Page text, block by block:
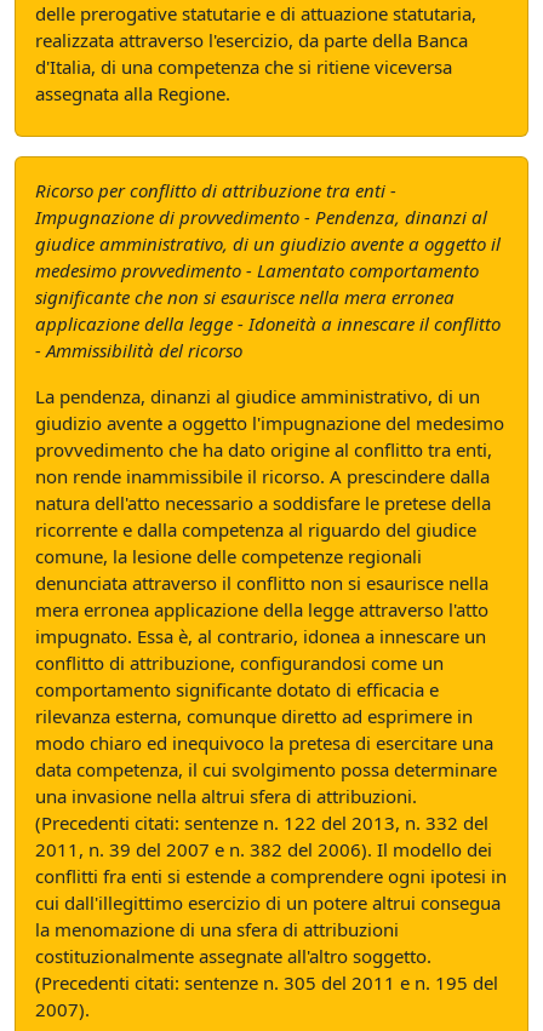
delle prerogative statutarie e di attuazione statutaria,
realizzata attraverso l'esercizio, da parte della Banca
d'Italia, di una competenza che si ritiene viceversa
assegnata alla Regione.
Ricorso per conflitto di attribuzione tra enti -
Impugnazione di provvedimento - Pendenza, dinanzi al
giudice amministrativo, di un giudizio avente a oggetto il
medesimo provvedimento - Lamentato comportamento
significante che non si esaurisce nella mera erronea
applicazione della legge - Idoneità a innescare il conflitto
- Ammissibilità del ricorso
La pendenza, dinanzi al giudice amministrativo, di un
giudizio avente a oggetto l'impugnazione del medesimo
provvedimento che ha dato origine al conflitto tra enti,
non rende inammissibile il ricorso. A prescindere dalla
natura dell'atto necessario a soddisfare le pretese della
ricorrente e dalla competenza al riguardo del giudice
comune, la lesione delle competenze regionali
denunciata attraverso il conflitto non si esaurisce nella
mera erronea applicazione della legge attraverso l'atto
impugnato. Essa è, al contrario, idonea a innescare un
conflitto di attribuzione, configurandosi come un
comportamento significante dotato di efficacia e
rilevanza esterna, comunque diretto ad esprimere in
modo chiaro ed inequivoco la pretesa di esercitare una
data competenza, il cui svolgimento possa determinare
una invasione nella altrui sfera di attribuzioni.
(Precedenti citati: sentenze n. 122 del 2013, n. 332 del
2011, n. 39 del 2007 e n. 382 del 2006). Il modello dei
conflitti fra enti si estende a comprendere ogni ipotesi in
cui dall'illegittimo esercizio di un potere altrui consegua
la menomazione di una sfera di attribuzioni
costituzionalmente assegnate all'altro soggetto.
(Precedenti citati: sentenze n. 305 del 2011 e n. 195 del
2007).